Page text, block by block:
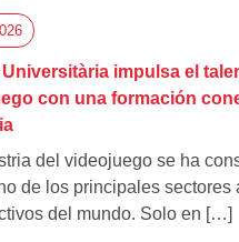
impulsa el
con una formación
del videojuego se ha
de los principales sectores
del mundo. Solo en […]